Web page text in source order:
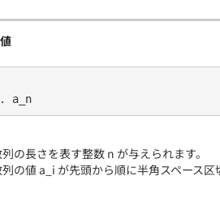
a_n
の長さを表す整数 n が与えられます。
列の値 a_i が先頭から順に半角スペース